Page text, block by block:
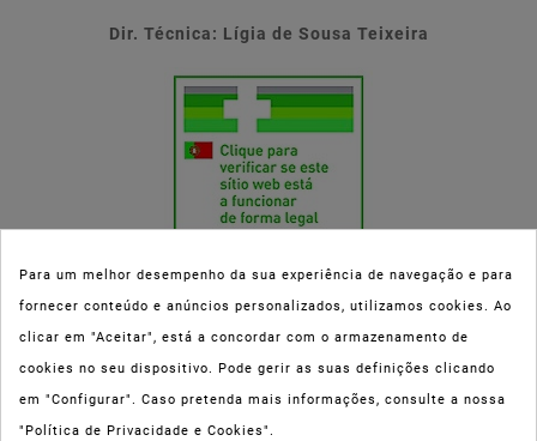
Dir. Técnica: Lígia de Sousa Teixeira
Esta parafarmácia (Farmaoli) encontra-se autorizada pelo INFARMED
(registo nº 00078/2020) para a dispensa de Medicamentos Não
Sujeitos a Receita Médica (MNSRM) e produtos de saúde e bem-estar
ao domicílio e através da internet. Os Medicamentos Não Sujeitos a
Para um melhor desempenho da sua experiência de navegação e para
fornecer conteúdo e anúncios personalizados, utilizamos cookies. Ao
clicar em "Aceitar", está a concordar com o armazenamento de
cookies no seu dispositivo. Pode gerir as suas definições clicando
em "Configurar". Caso pretenda mais informações, consulte a nossa
"Política de Privacidade e Cookies".